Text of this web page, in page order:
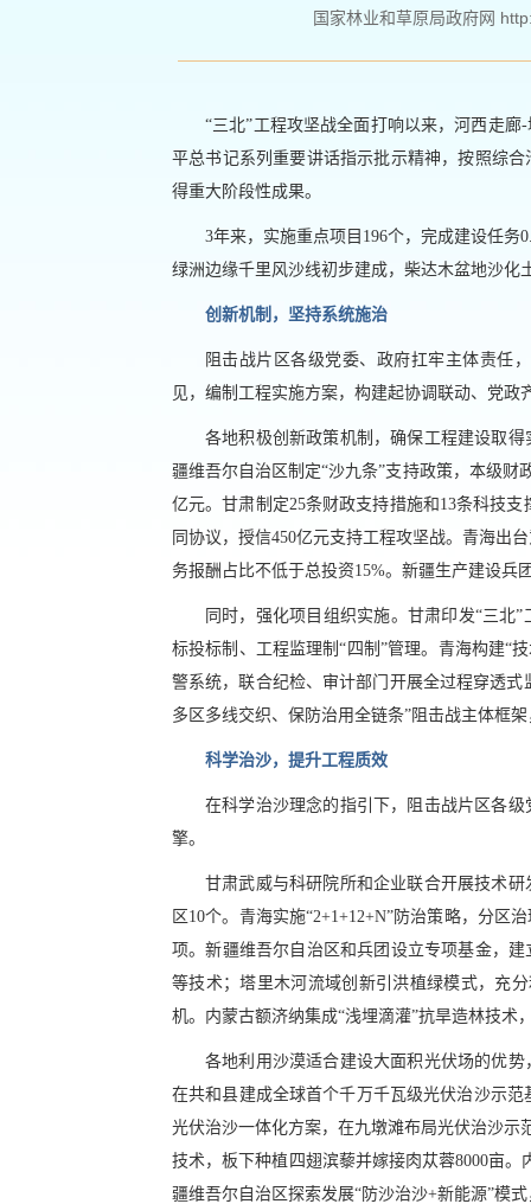
国家林业和草原局政府网
“三北”工程攻坚战全面打响以来，河西走
平总书记系列重要讲话指示批示精神，按照综
得重大阶段性成果。
3年来，实施重点项目196个，完成建设任务
绿洲边缘千里风沙线初步建成，柴达木盆地沙
创新机制，坚持系统施治
阻击战片区各级党委、政府扛牢主体责任
见，编制工程实施方案，构建起协调联动、党政
各地积极创新政策机制，确保工程建设取
疆维吾尔自治区制定“沙九条”支持政策，本级财
亿元。甘肃制定25条财政支持措施和13条科技
同协议，授信450亿元支持工程攻坚战。青海出
务报酬占比不低于总投资15%。新疆生产建设兵
同时，强化项目组织实施。甘肃印发“三北
标投标制、工程监理制“四制”管理。青海构建“
警系统，联合纪检、审计部门开展全过程穿透
多区多线交织、保防治用全链条”阻击战主体框
科学治沙，提升工程质效
在科学治沙理念的指引下，阻击战片区各
擎。
甘肃武威与科研院所和企业联合开展技术
区10个。青海实施“2+1+12+N”防治策略，分区
项。新疆维吾尔自治区和兵团设立专项基金，
等技术；塔里木河流域创新引洪植绿模式，充
机。内蒙古额济纳集成“浅埋滴灌”抗旱造林技
各地利用沙漠适合建设大面积光伏场的优
在共和县建成全球首个千万千瓦级光伏治沙示
光伏治沙一体化方案，在九墩滩布局光伏治沙示
技术，板下种植四翅滨藜并嫁接肉苁蓉8000亩
疆维吾尔自治区探索发展“防沙治沙+新能源”模